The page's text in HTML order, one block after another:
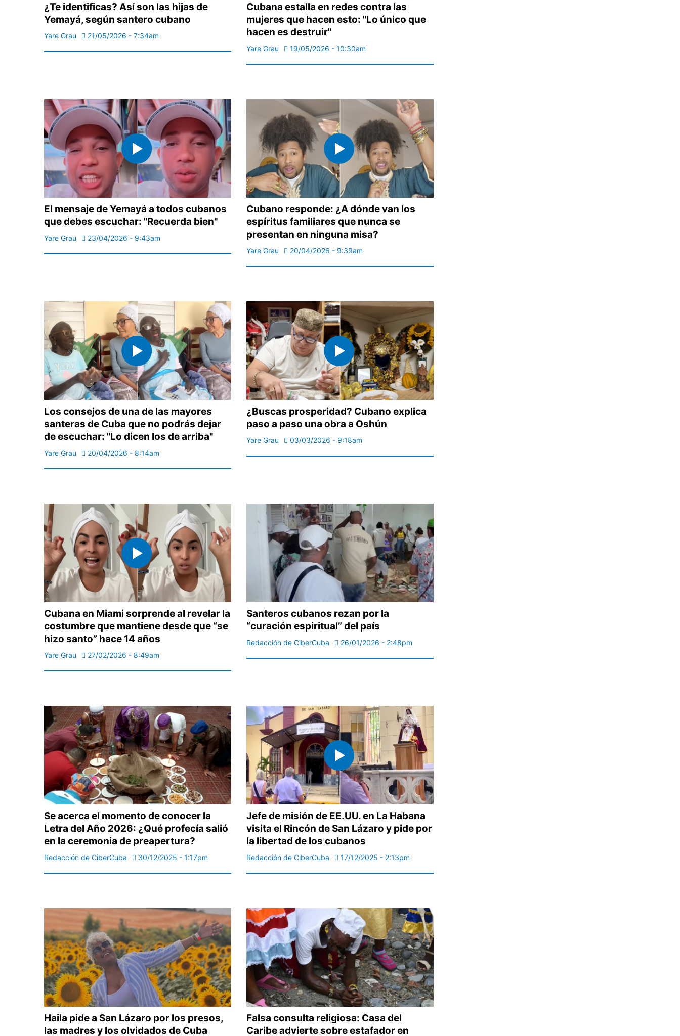
¿Te identificas? Así son las hijas de
Yemayá, según santero cubano
Yare Grau 21/05/2026 - 7:34am
Cubana estalla en redes contra las
mujeres que hacen esto: "Lo único que
hacen es destruir"
Yare Grau 19/05/2026 - 10:30am
El mensaje de Yemayá a todos cubanos
que debes escuchar: "Recuerda bien"
Yare Grau 23/04/2026 - 9:43am
Cubano responde: ¿A dónde van los
espíritus familiares que nunca se
presentan en ninguna misa?
Yare Grau 20/04/2026 - 9:39am
Los consejos de una de las mayores
santeras de Cuba que no podrás dejar
de escuchar: "Lo dicen los de arriba"
Yare Grau 20/04/2026 - 8:14am
¿Buscas prosperidad? Cubano explica
paso a paso una obra a Oshún
Yare Grau 03/03/2026 - 9:18am
Cubana en Miami sorprende al revelar la
costumbre que mantiene desde que “se
hizo santo” hace 14 años
Yare Grau 27/02/2026 - 8:49am
Santeros cubanos rezan por la
“curación espiritual” del país
Redacción de CiberCuba 26/01/2026 - 2:48pm
Se acerca el momento de conocer la
Letra del Año 2026: ¿Qué profecía salió
en la ceremonia de preapertura?
Redacción de CiberCuba 30/12/2025 - 1:17pm
Jefe de misión de EE.UU. en La Habana
visita el Rincón de San Lázaro y pide por
la libertad de los cubanos
Redacción de CiberCuba 17/12/2025 - 2:13pm
Haila pide a San Lázaro por los presos,
las madres y los olvidados de Cuba
Falsa consulta religiosa: Casa del
Caribe advierte sobre estafador en